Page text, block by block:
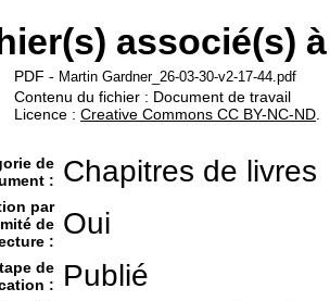
associé(s)
PDF - Martin Gardner_26-03-30-v2-17-44.pdf
Contenu du fichier : Document de travail
Licence : Creative Commons CC BY-NC-ND
de
:
Chapitres de livres
par
de
:
Oui
de
:
Publié